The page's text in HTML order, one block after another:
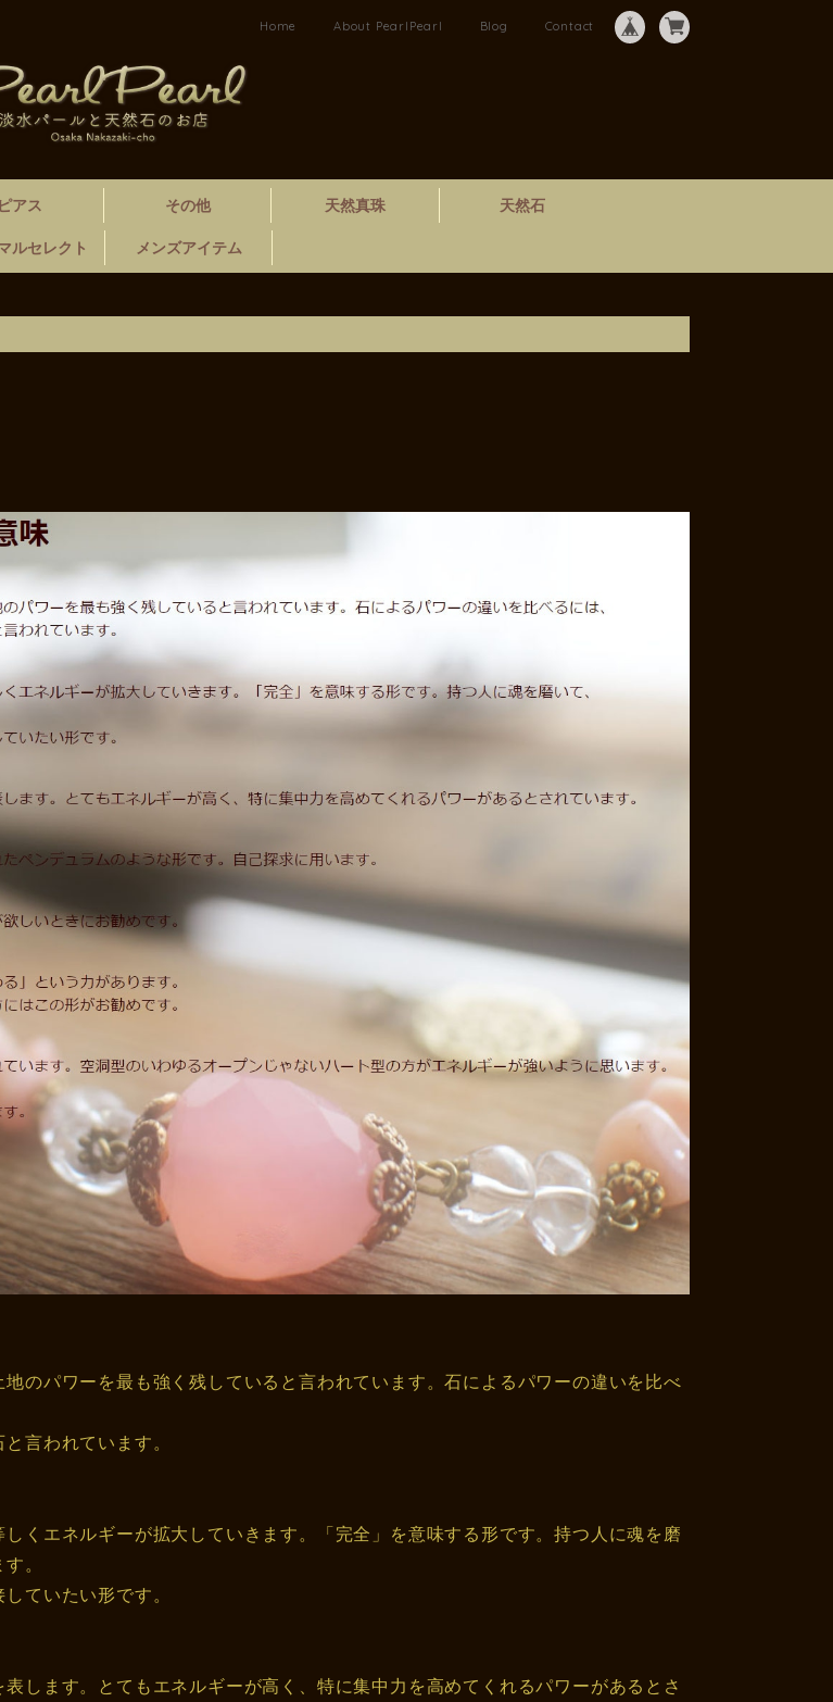
Home About PearlPearl Blog Contact
ピアス その他 天然真珠 天然石
ルセレクト メンズアイテム
のパワーを最も強く残していると言われています。石によるパワーの違いを比べ
言われています。
くエネルギーが拡大していきます。「完全」を意味する形です。持つ人に魂を磨
。
ていたい形です。
します。とてもエネルギーが高く、特に集中力を高めてくれるパワーがあるとさ